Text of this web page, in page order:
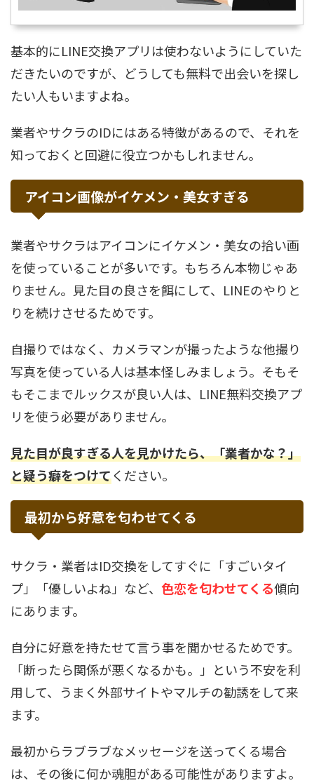
基本的にLINE交換アプリは使わないようにしていた
だきたいのですが、どうしても無料で出会いを探し
たい人もいますよね。
業者やサクラのIDにはある特徴があるので、それを
知っておくと回避に役立つかもしれません。
アイコン画像がイケメン・美女すぎる
業者やサクラはアイコンにイケメン・美女の拾い画
を使っていることが多いです。もちろん本物じゃあ
りません。見た目の良さを餌にして、LINEのやりと
りを続けさせるためです。
自撮りではなく、カメラマンが撮ったような他撮り
写真を使っている人は基本怪しみましょう。そもそ
もそこまでルックスが良い人は、LINE無料交換アプ
リを使う必要がありません。
見た目が良すぎる人を見かけたら、「業者かな？」
と疑う癖をつけてください。
最初から好意を匂わせてくる
サクラ・業者はID交換をしてすぐに「すごいタイ
プ」「優しいよね」など、 色恋を匂わせてくる傾向
にあります。
自分に好意を持たせて言う事を聞かせるためです。
「断ったら関係が悪くなるかも。」という不安を利
用して、うまく外部サイトやマルチの勧誘をして来
ます。
最初からラブラブなメッセージを送ってくる場合
は、その後に何か魂胆がある可能性がありますよ。